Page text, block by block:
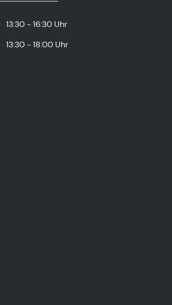
13:30 - 16:30 Uhr
13:30 - 18:00 Uhr